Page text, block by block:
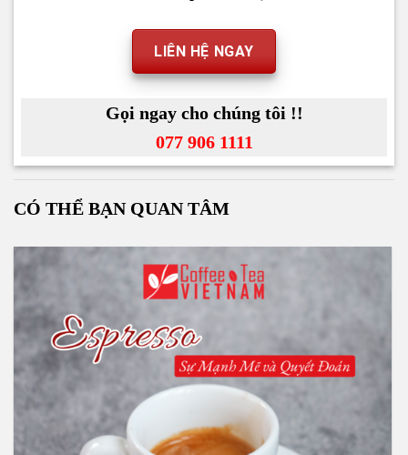
LIÊN HỆ NGAY
Gọi ngay cho chúng tôi !!
077 906 1111
CÓ THỂ BẠN QUAN TÂM